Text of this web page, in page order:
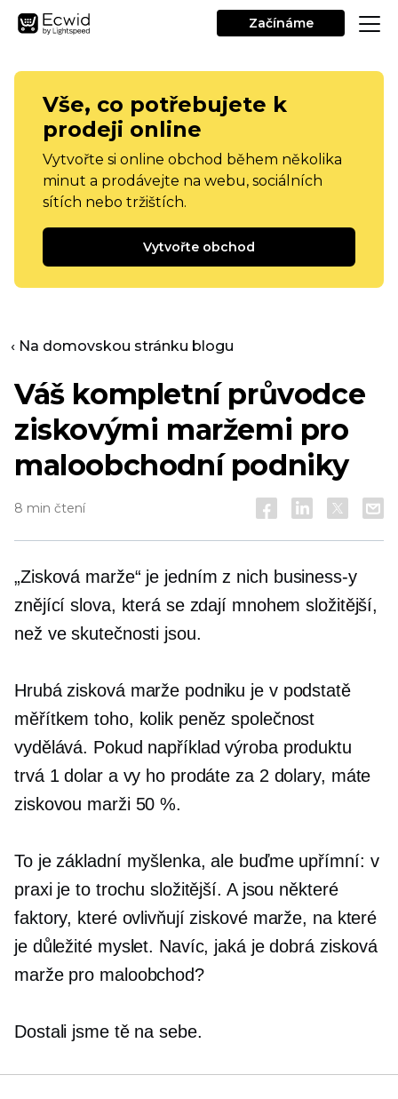
Začínáme
Vše, co potřebujete k
prodeji online
Vytvořte si online obchod během několika
minut a prodávejte na webu, sociálních
sítích nebo tržištích.
Vytvořte obchod
‹ Na domovskou stránku blogu
Váš kompletní průvodce
ziskovými maržemi pro
maloobchodní podniky
8 min čtení
„Zisková marže“ je jedním z nich business-y
znějící slova, která se zdají mnohem složitější,
než ve skutečnosti jsou.
Hrubá zisková marže podniku je v podstatě
měřítkem toho, kolik peněz společnost
vydělává. Pokud například výroba produktu
trvá 1 dolar a vy ho prodáte za 2 dolary, máte
ziskovou marži 50 %.
To je základní myšlenka, ale buďme upřímní: v
praxi je to trochu složitější. A jsou některé
faktory, které ovlivňují ziskové marže, na které
je důležité myslet. Navíc, jaká je dobrá zisková
marže pro maloobchod?
Dostali jsme tě na sebe.